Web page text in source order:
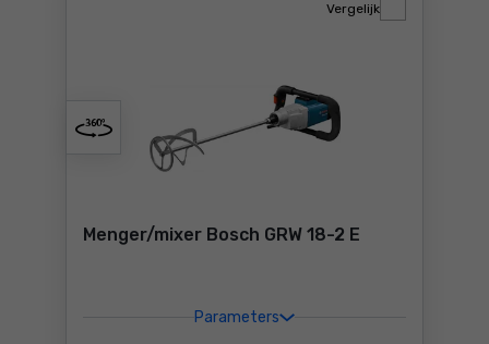
Menger/mixer Bosch GRW 18-2 E
Parameters
Vergelijk